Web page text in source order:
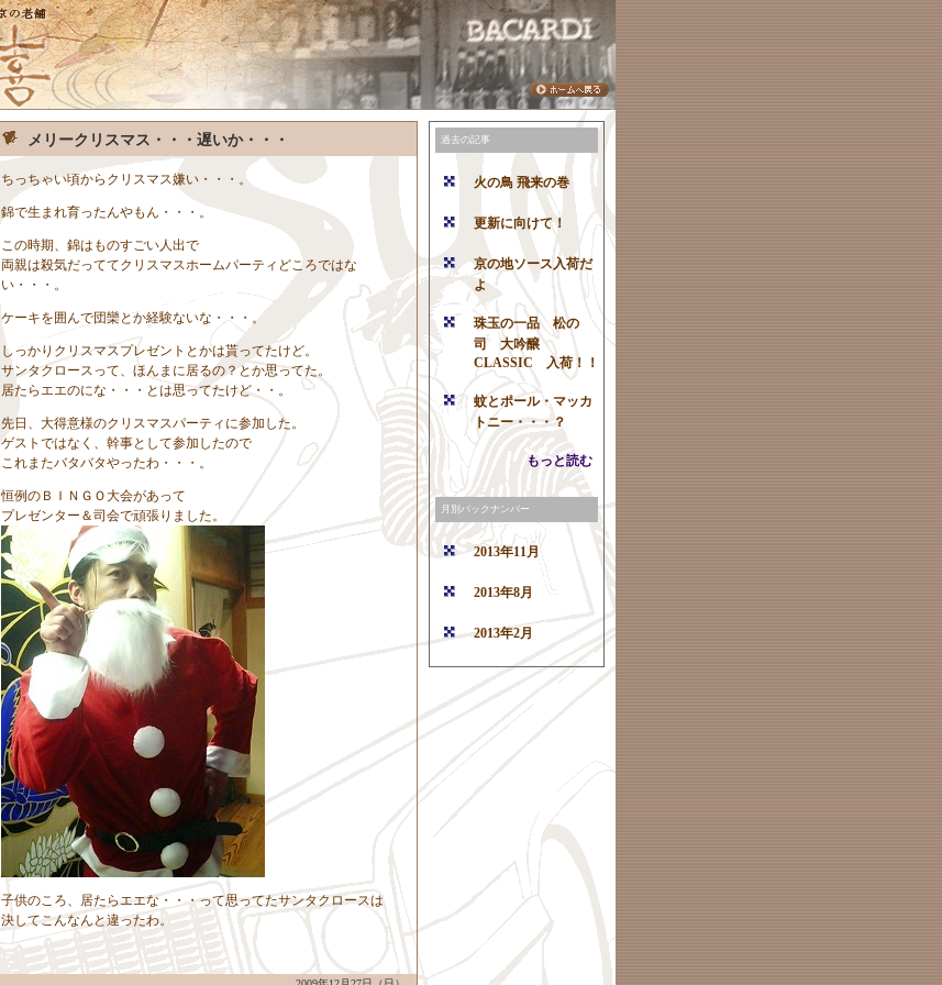
メリークリスマス・・・遅いか・・・
ちっちゃい頃からクリスマス嫌い・・・。
錦で生まれ育ったんやもん・・・。
この時期、錦はものすごい人出で
両親は殺気だっててクリスマスホームパーティどころではな
い・・・。
ケーキを囲んで団欒とか経験ないな・・・。
しっかりクリスマスプレゼントとかは貰ってたけど。
サンタクロースって、ほんまに居るの？とか思ってた。
居たらエエのにな・・・とは思ってたけど・・。
先日、大得意様のクリスマスパーティに参加した。
ゲストではなく、幹事として参加したので
これまたバタバタやったわ・・・。
恒例のＢＩＮＧＯ大会があって
プレゼンター＆司会で頑張りました。
子供のころ、居たらエエな・・・って思ってたサンタクロースは
決してこんなんと違ったわ。
過去の記事
火の鳥 飛来の巻
更新に向けて！
京の地ソース入荷だ
よ
珠玉の一品 松の
司 大吟醸
CLASSIC 入荷！！
蚊とポール・マッカ
トニー・・・？
もっと読む
月別バックナンバー
2013年11月
2013年8月
2013年2月